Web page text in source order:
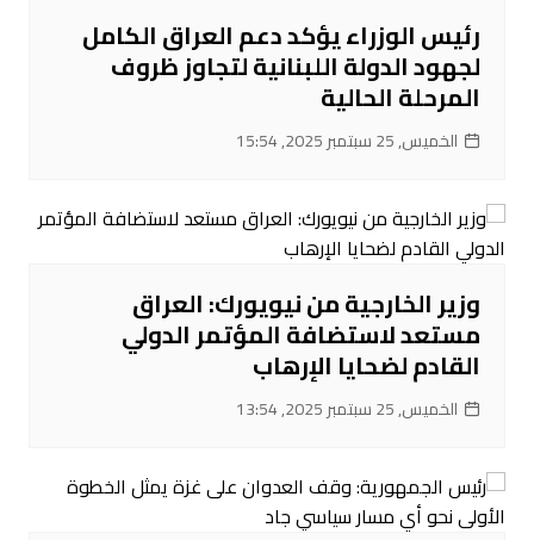
رئيس الوزراء يؤكد دعم العراق الكامل
لجهود الدولة اللبنانية لتجاوز ظروف
المرحلة الحالية
الخميس, 25 سبتمبر 2025, 15:54
وزير الخارجية من نيويورك: العراق
مستعد لاستضافة المؤتمر الدولي
القادم لضحايا الإرهاب
الخميس, 25 سبتمبر 2025, 13:54